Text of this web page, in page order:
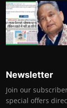
Newsletter
Join our
special offers